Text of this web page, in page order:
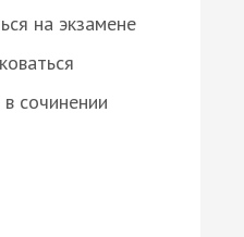
на экзамене
сочинении